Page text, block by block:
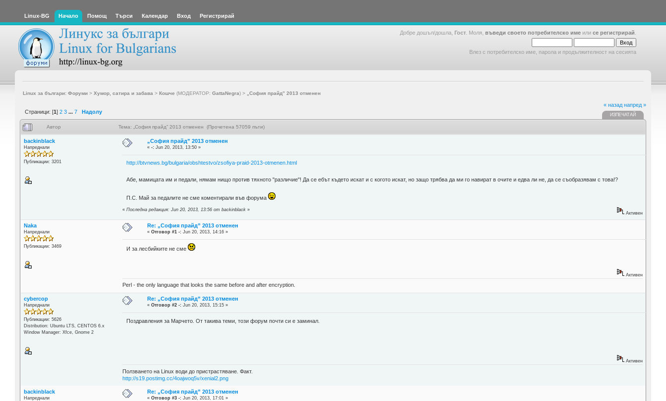
Linux-BG Начало Помощ Търси Календар Вход Регистрирай
Добре дошъл/дошла, Гост . Моля, въведи своето потребителско име или се регистрирай
Влез с потребителско име, парола и продължителност на сесията
Linux за българи: Форуми> Хумор, сатира и забава > Кошче (МОДЕРАТОР: GattaNegra) > „София прайд” 2013 отменен
Страници: [1] 2 3 ... 7 Надолу
« назад напред »
ИЗПЕЧАТАЙ
Автор Тема: „София прайд” 2013 отменен (Прочетена 57059 пъти)
backinblack
Напреднали
Публикации: 3201
„София прайд” 2013 отменен
«-: Jun 20, 2013, 13:50 »
http://btvnews.bg/bulgaria/obshtestvo/zsofiya-praid-2013-otmenen.html
Абе, мамицата им и педали, нямам нищо против тяхното "различие"! Да се ебът където искат и с когото искат, но защо трябва да ми го навират в очите и едва ли не, да се съобразявам с това!?
П.С. Май за педалите не сме коментирали във форума
«Последна редакция: Jun 20, 2013, 13:56 от backinblack »
Активен
Naka
Напреднали
Публикации: 3469
Re: „София прайд” 2013 отменен
«Отговор #1 -: Jun 20, 2013, 14:16 »
И за лесбийките не сме
Активен
Perl - the only language that looks the same before and after encryption.
cybercop
Напреднали
Публикации: 5626
Distribution: Ubuntu LTS, CENTOS 6.x
Window Manager: Xfce, Gnome 2
Re: „София прайд” 2013 отменен
«Отговор #2 -: Jun 20, 2013, 15:15 »
Поздравления за Марчето. От такива теми, този форум почти си е заминал.
Активен
Ползването на Linux води до пристрастяване. Факт.
http://s19.postimg.cc/4oajwoq5v/xenial2.png
backinblack
Напреднали
Re: „София прайд” 2013 отменен
«Отговор #3 -: Jun 20, 2013, 17:01 »